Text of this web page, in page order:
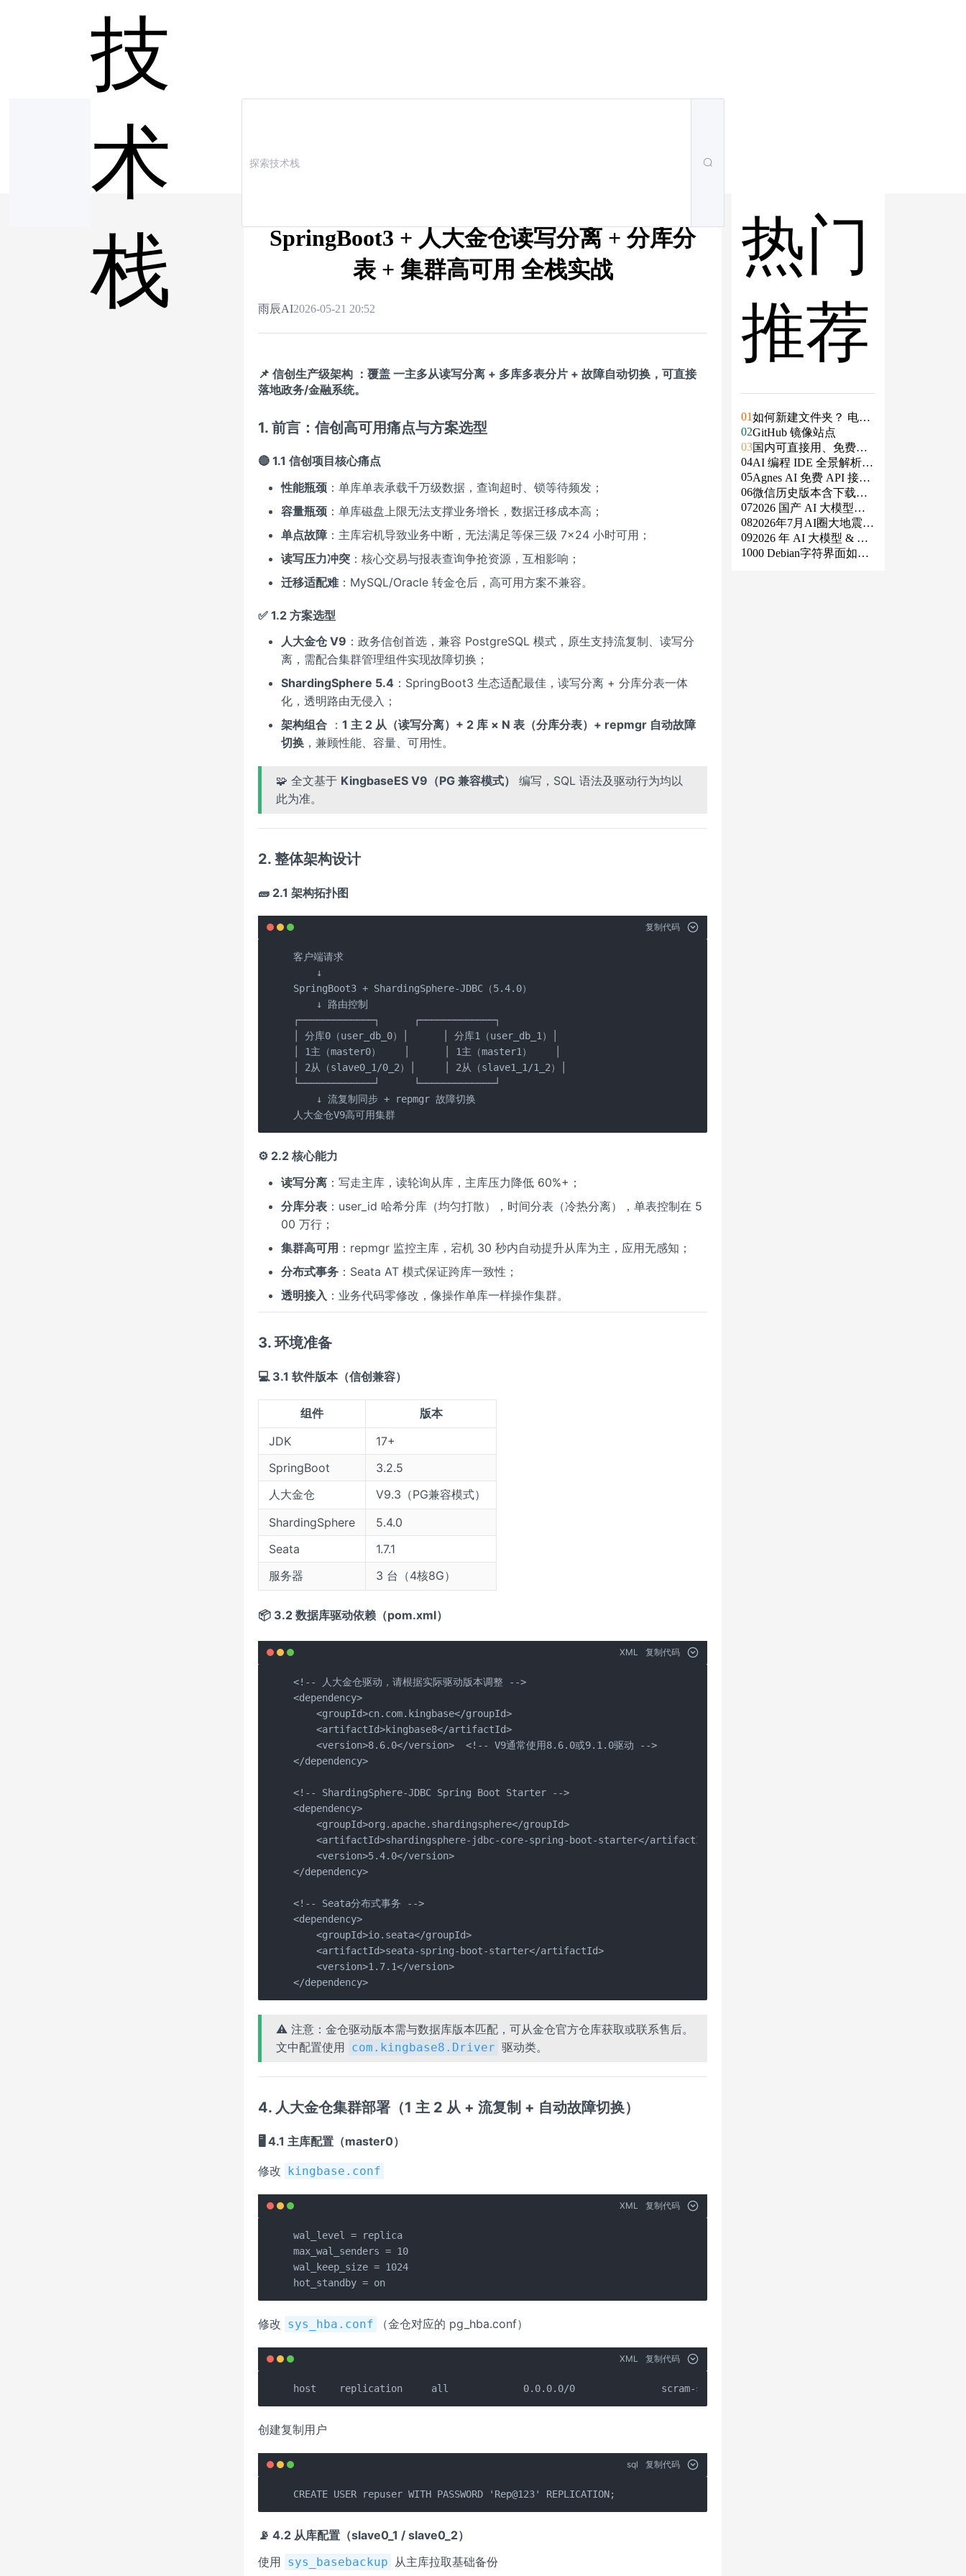
技
术
栈
SpringBoot3 + 人大金仓读写分离 + 分库分
表 + 集群高可用 全栈实战
雨辰AI2026-05-21 20:52
📌信创生产级架构 ：覆盖一主多从读写分离 + 多库多表分片 + 故障自动切换 ，可直接
落地政务/金融系统。
1. 前言：信创高可用痛点与方案选型
🔴 1.1 信创项目核心痛点
性能瓶颈 ：单库单表承载千万级数据，查询超时、锁等待频发；
容量瓶颈 ：单库磁盘上限无法支撑业务增长，数据迁移成本高；
单点故障 ：主库宕机导致业务中断，无法满足等保三级 7×24 小时可用；
读写压力冲突 ：核心交易与报表查询争抢资源，互相影响；
迁移适配难：MySQL/Oracle 转金仓后，高可用方案不兼容。
✅ 1.2 方案选型
人大金仓 V9 ：政务信创首选，兼容 PostgreSQL 模式，原生支持流复制、读写分
离，需配合集群管理组件实现故障切换；
ShardingSphere 5.4 ：SpringBoot3 生态适配最佳，读写分离 + 分库分表一体
化，透明路由无侵入；
架构组合 ：1 主 2 从（读写分离）+ 2 库 × N 表（分库分表）+ repmgr 自动故障
切换 ，兼顾性能、容量、可用性。
🧩 全文基于 KingbaseES V9（PG 兼容模式）
编写，SQL 语法及驱动行为均以
此为准。
2. 整体架构设计
🧱 2.1 架构拓扑图
复制代码
客户端请求
    ↓
SpringBoot3 + ShardingSphere-JDBC（5.4.0）
    ↓ 路由控制
┌─────────────┐      ┌─────────────┐
│ 分库0（user_db_0）│      │ 分库1（user_db_1）│
│ 1主（master0）    │      │ 1主（master1）    │
│ 2从（slave0_1/0_2）│     │ 2从（slave1_1/1_2）│
└─────────────┘      └─────────────┘
    ↓ 流复制同步 + repmgr 故障切换
人大金仓V9高可用集群
⚙️ 2.2 核心能力
读写分离 ：写走主库，读轮询从库，主库压力降低 60%+；
分库分表 ：user_id 哈希分库（均匀打散），时间分表（冷热分离），单表控制在 5
00 万行；
集群高可用 ：repmgr 监控主库，宕机 30 秒内自动提升从库为主，应用无感知；
分布式事务 ：Seata AT 模式保证跨库一致性；
透明接入 ：业务代码零修改，像操作单库一样操作集群。
3. 环境准备
💻 3.1 软件版本（信创兼容）
组件
版本
JDK
17+
SpringBoot
3.2.5
人大金仓
V9.3（PG兼容模式）
ShardingSphere
5.4.0
Seata
1.7.1
服务器
3 台（4核8G）
📦 3.2 数据库驱动依赖（pom.xml）
XML 复制代码
<!-- 人大金仓驱动，请根据实际驱动版本调整 -->
<dependency>
    <groupId>cn.com.kingbase</groupId>
    <artifactId>kingbase8</artifactId>
    <version>8.6.0</version>  <!-- V9通常使用8.6.0或9.1.0驱动 -->
</dependency>
<!-- ShardingSphere-JDBC Spring Boot Starter -->
<dependency>
    <groupId>org.apache.shardingsphere</groupId>
    <artifactId>shardingsphere-jdbc-core-spring-boot-starter</artifactId>
    <version>5.4.0</version>
</dependency>
<!-- Seata分布式事务 -->
<dependency>
    <groupId>io.seata</groupId>
    <artifactId>seata-spring-boot-starter</artifactId>
    <version>1.7.1</version>
</dependency>
⚠️ 注意：金仓驱动版本需与数据库版本匹配，可从金仓官方仓库获取或联系售后。
文中配置使用 com.kingbase8.Driver 驱动类。
4. 人大金仓集群部署（1 主 2 从 + 流复制 + 自动故障切换）
🖥️ 4.1 主库配置（master0）
修改 kingbase.conf
XML 复制代码
wal_level = replica
max_wal_senders = 10
wal_keep_size = 1024
hot_standby = on
修改 sys_hba.conf （金仓对应的 pg_hba.conf）
XML 复制代码
host    replication     all             0.0.0.0/0               scram-sha-256
创建复制用户
sql 复制代码
CREATE USER repuser WITH PASSWORD 'Rep@123' REPLICATION;
📡 4.2 从库配置（slave0_1 / slave0_2）
使用 sys_basebackup 从主库拉取基础备份
热门
推荐
01如何新建文件夹？ 电脑
新建文件夹的4种方法
02GitHub 镜像站点
03国内可直接用、免费额
度/永久免费的大模型AP
I清单（含 SiliconFlow、
火山、阿里、智谱、百
度、Kimi、DeepSeek、
DMXAPI 等）
04AI 编程 IDE 全景解析 2
026：Agent 全面接管开
发链路
05Agnes AI 免费 API 接入
指南：文本、生图、生
视频，一套接口全免费
06微信历史版本含下载地
址（ Windows PC | 安卓
| MAC ）及设置微信不
更新
072026 国产 AI 大模型横
评：DeepSeek、通义千
问、Kimi、文心一言、
星火、豆包谁更能打？
082026年7月AI圈大地震：
GPT-5.6被政府限制、Cl
aude入驻Slack、Anthrop
092026 年 AI 大模型 & AI
编程工具实战全总结
1000 Debian字符界面如何